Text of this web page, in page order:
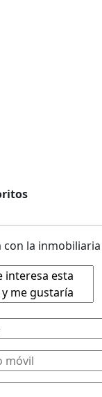
con la inmobiliaria